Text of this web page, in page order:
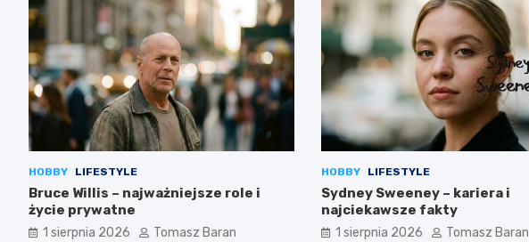
HOBBY LIFESTYLE
Bruce Willis – najważniejsze role i
życie prywatne
1 sierpnia 2026 Tomasz Baran
HOBBY LIFESTYLE
Sydney Sweeney – kariera i
najciekawsze fakty
1 sierpnia 2026 Tomasz Baran